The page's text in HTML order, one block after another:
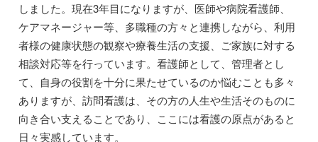
しました。現在3年目になりますが、医師や病院看護師、
ケアマネージャー等、多職種の方々と連携しながら、利用
者様の健康状態の観察や療養生活の支援、ご家族に対する
相談対応等を行っています。看護師として、管理者とし
て、自身の役割を十分に果たせているのか悩むことも多々
ありますが、訪問看護は、その方の人生や生活そのものに
向き合い支えることであり、ここには看護の原点があると
日々実感しています。